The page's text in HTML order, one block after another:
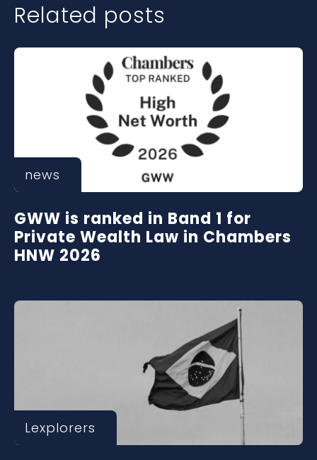
Related posts
news
GWW is ranked in Band 1 for
Private Wealth Law in Chambers
HNW 2026
Lexplorers